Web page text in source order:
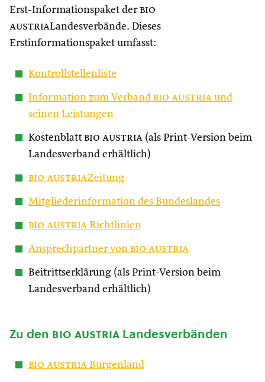
Erst-Informationspaket der bio
austriaLandesverbände. Dieses
Erstinformationspaket umfasst:
Kontrollstellenliste
Information zum Verband bio austria und
seinen Leistungen
Kostenblatt bio austria (als Print-Version beim
Landesverband erhältlich)
bio austriaZeitung
Mitgliederinformation des Bundeslandes
bio austria Richtlinien
Ansprechpartner von bio austria
Beitrittserklärung (als Print-Version beim
Landesverband erhältlich)
Zu den bio austria Landesverbänden
bio austria Burgenland